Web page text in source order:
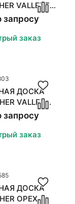
VALLETTA
TXM PERLA
запросу
заказ
ДОСКА
VALLETTA
TXM
запросу
заказ
ДОСКА
ОРЕХ